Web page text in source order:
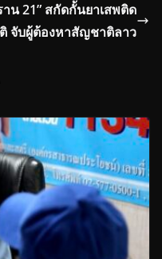
น 21” สกัดกั้นยาเสพติด
จับผู้ต้องหาสัญชาติลาว